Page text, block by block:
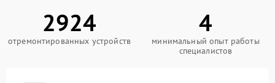
2924
отремонтированных устройств
4
минимальный опыт работы
специалистов